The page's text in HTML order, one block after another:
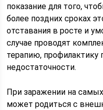
показание для того,
более поздних сроках
отставания в росте и
случае проводят
терапию, профилактику
недостаточности.
При заражении на
может родиться с